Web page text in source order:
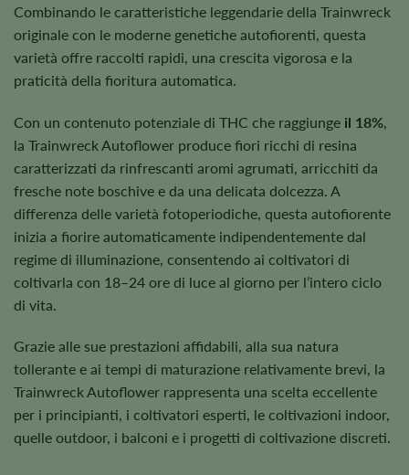
Combinando le caratteristiche leggendarie della Trainwreck
originale con le moderne genetiche autofiorenti, questa
varietà offre raccolti rapidi, una crescita vigorosa e la
praticità della fioritura automatica.
Con un contenuto potenziale di THC che raggiunge il 18%
la Trainwreck Autoflower produce fiori ricchi di resina
caratterizzati da rinfrescanti aromi agrumati, arricchiti da
fresche note boschive e da una delicata dolcezza. A
differenza delle varietà fotoperiodiche, questa autofiorente
inizia a fiorire automaticamente indipendentemente dal
regime di illuminazione, consentendo ai coltivatori di
coltivarla con 18–24 ore di luce al giorno per l’intero ciclo
di vita.
Grazie alle sue prestazioni affidabili, alla sua natura
tollerante e ai tempi di maturazione relativamente brevi, la
Trainwreck Autoflower rappresenta una scelta eccellente
per i principianti, i coltivatori esperti, le coltivazioni indoor,
quelle outdoor, i balconi e i progetti di coltivazione discreti.